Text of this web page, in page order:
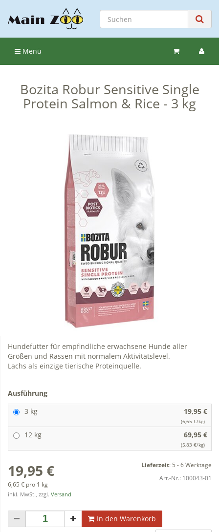
Menü
Bozita Robur Sensitive Single
Protein Salmon & Rice - 3 kg
Hundefutter für empfindliche erwachsene Hunde aller
Größen und Rassen mit normalem Aktivitätslevel.
Lachs als einzige tierische Proteinquelle.
Ausführung
3 kg
19,95 €
(6,65 €/kg)
12 kg 69,95 €
(5,83 €/kg)
19,95 €
6,65 € pro 1 kg
inkl. MwSt., zzgl. Versand
Lieferzeit: 5 - 6 Werktage
Art.-Nr.: 100043-01
In den Warenkorb